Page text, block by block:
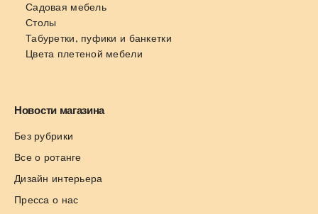
Садовая мебель
Столы
Табуретки, пуфики и банкетки
Цвета плетеной мебели
Новости магазина
Без рубрики
Все о ротанге
Дизайн интерьера
Пресса о нас